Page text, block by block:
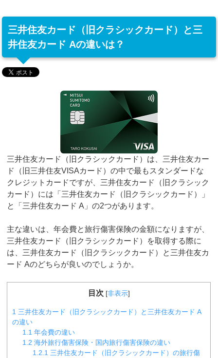
三井住友カード（旧クラシックカード）と三
井住友カード Aの違いは？
三井住友カード（旧クラシックカード）は、三井住友カー
ド（旧三井住友VISAカード）の中で最もスタンダードな
クレジットカードですが、三井住友カード（旧クラシック
カード）には「三井住友カード（旧クラシックカード）」
と「三井住友カード A」の2つがあります。
主な違いは、年会費と旅行傷害保険の金額になりますが、
三井住友カード（旧クラシックカード）を取得する際に
は、三井住友カード（旧クラシックカード）と三井住友カ
ード Aのどちらが良いのでしょうか。
目次 [非表示]
1 三井住友カード（旧クラシックカード）と三井住友カード A
の違い
1.1 年会費の違い
1.2 海外旅行傷害保険・国内旅行傷害保険の違い
1.2.1 三井住友カード（旧クラシックカード）の旅行傷